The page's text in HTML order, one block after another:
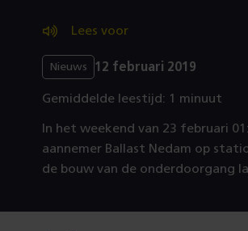
Lees voor
Nieuws 12 februari 2019
Gemiddelde leestijd: 1 minuut
In het weekend van 23 februari
aannemer Ballast Nedam op
de bouw van de onderdoorgang